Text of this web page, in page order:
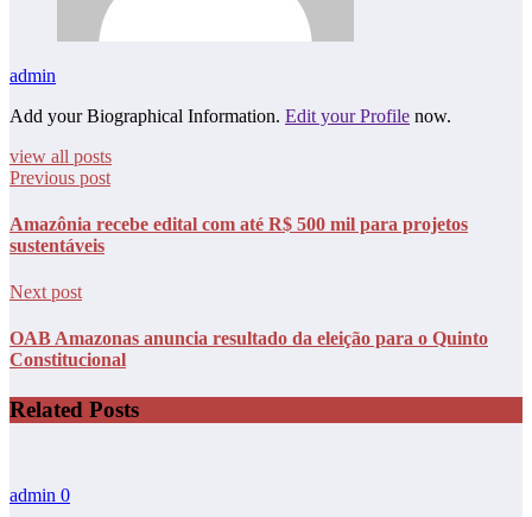
admin
Add your Biographical Information. Edit your Profile now.
view all posts
Previous post
Amazônia recebe edital com até R$ 500 mil para projetos
sustentáveis
Next post
OAB Amazonas anuncia resultado da eleição para o Quinto
Constitucional
Related Posts
admin 0